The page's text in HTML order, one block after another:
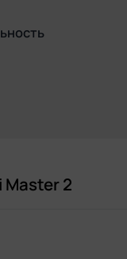
Master 2